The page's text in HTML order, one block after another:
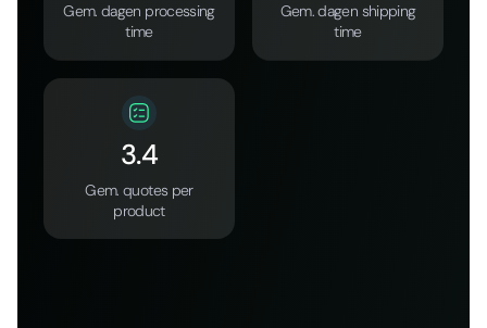
Gem. dagen processing
time
Gem. dagen shipping
time
3.4
Gem. quotes per
product